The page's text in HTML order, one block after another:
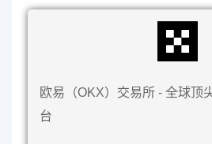
欧易（OKX）交易所 - 全球顶
台